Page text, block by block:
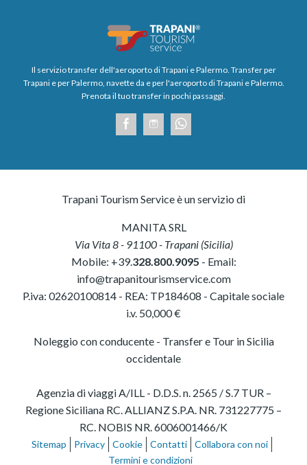
Il servizio transfer dell'aeroporto di Trapani e Palermo. Transfer per
Trapani e per Palermo, navette da e per l'aeroporto di Trapani e Palermo.
Prenota il tuo transfer in pochi passaggi.
Trapani Tourism Service è un servizio di
MANITA SRL
Via Vita 8- 91100- Trapani(Sicilia)
Mobile: +39.328.800.9095 - Email:
info@trapanitourismservice.com
P.iva: 02620100814 - REA: TP184608 - Capitale sociale
i.v. 50,000 €
Noleggio con conducente - Transfer e Tour in Sicilia
occidentale
Agenzia di viaggi A/ILL - D.D.S. n. 2565 / S.7 TUR –
Regione Siciliana RC. ALLIANZ S.P.A. NR. 731227775 –
RC. NOBIS NR. 6006001466/K
Sitemap Privacy Cookie Contatti
Collabora con noi
Termini e condizioni